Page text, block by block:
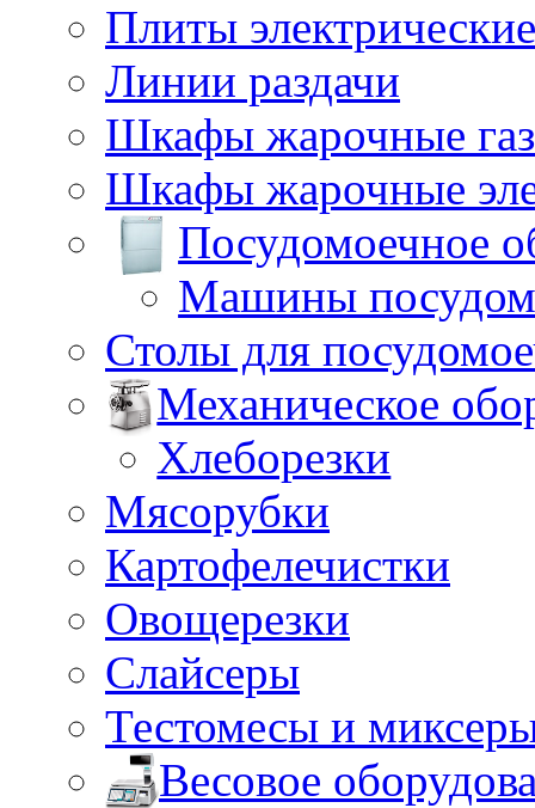
Плиты электрические
Линии раздачи
Шкафы жарочные
Шкафы жарочные
Посудомоечное
Машины
Столы для
Механическое
Хлеборезки
Мясорубки
Картофелечистки
Овощерезки
Слайсеры
Тестомесы и
Весовое